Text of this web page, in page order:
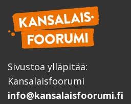
Sivustoa ylläpitää:
Kansalaisfoorumi
info@kansalaisfoorumi.fi